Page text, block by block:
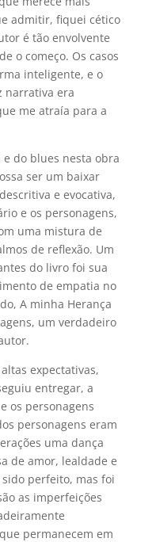
admitir, fiquei cético
é tão envolvente
o começo. Os casos
inteligente, e o
narrativa era
me atraía para a
do blues nesta obra
ser um baixar
e evocativa,
e os personagens,
uma mistura de
de reflexão. Um
do livro foi sua
de empatia no
A minha Herança
um verdadeiro
expectativas,
entregar, a
os personagens
personagens eram
uma dança
de amor, lealdade e
perfeito, mas foi
as imperfeições
permanecem em